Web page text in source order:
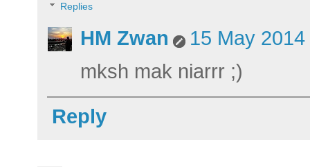
Replies
HM Zwan
15 May
mksh mak niarrr ;)
Reply